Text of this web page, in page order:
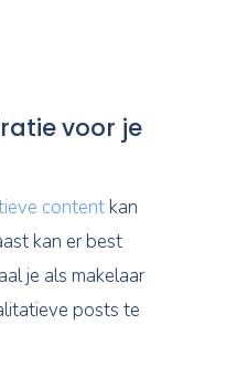
voor je
contentkan
kan er best
je als makelaar
posts te